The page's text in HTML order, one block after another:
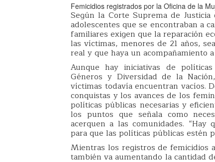
Femicidios registrados por la Oficina de la
Según la Corte Suprema de
adolescentes que se encontraban a
familiares exigen que la reparación
las víctimas, menores de 21 años,
real y que haya un
Aunque hay iniciativas de
Géneros y Diversidad de la
víctimas todavía encuentran vacíos.
conquistas y los avances de los
políticas públicas necesarias y
los puntos que señala como
acerquen a las comunidades. “Hay
para que las políticas públicas estén
Mientras los registros de femicidios
también va aumentando la cantidad